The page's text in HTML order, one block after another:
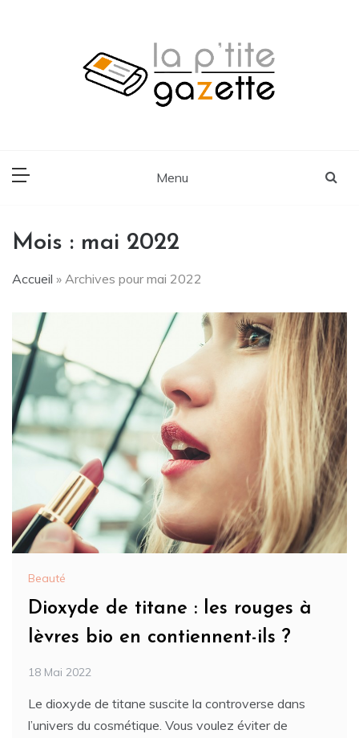
Menu
Mois : mai 2022
Accueil » Archives pour mai 2022
Beauté
Dioxyde de titane : les rouges à
lèvres bio en contiennent-ils ?
18 Mai 2022
Le dioxyde de titane suscite la controverse dans
l’univers du cosmétique. Vous voulez éviter de